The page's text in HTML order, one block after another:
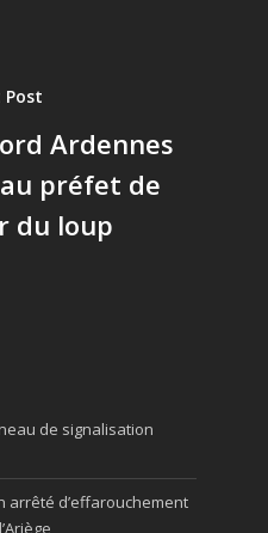
Post
Ardennes
préfet de
du loup
de signalisation
arrêté d’effarouchement